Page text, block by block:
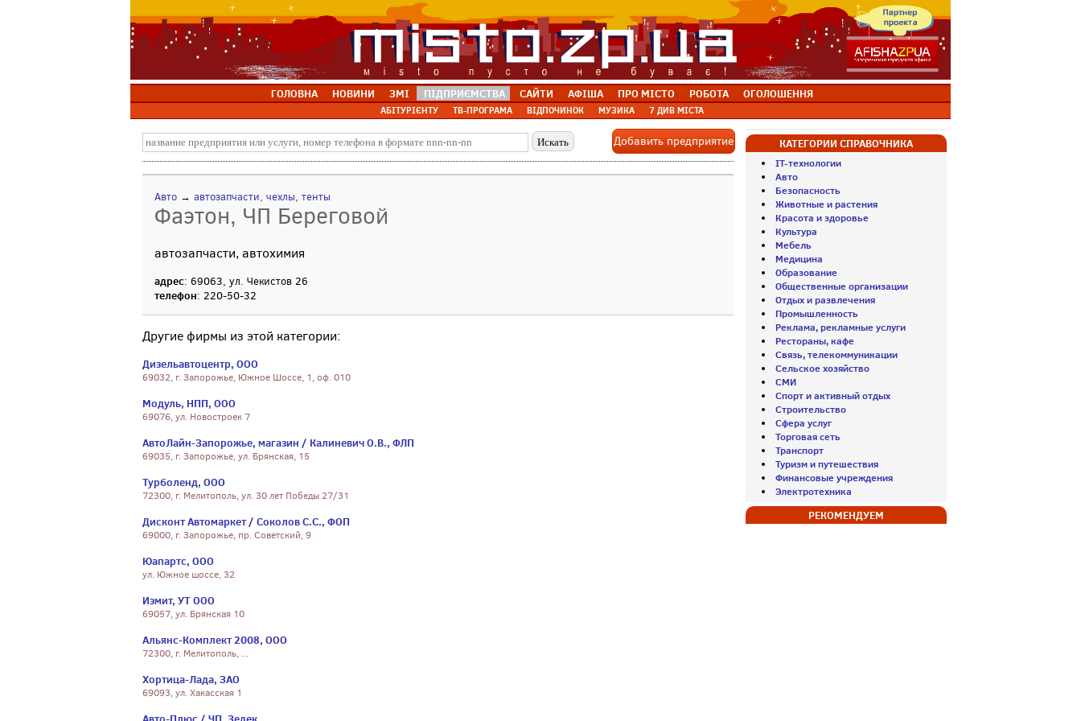
ГОЛОВНА НОВИНИ ЗМІ ПІДПРИЄМСТВА САЙТИ АФІША ПРО МІСТО РОБОТА ОГОЛОШЕННЯ
АБІТУРІЄНТУ ТВ-ПРОГРАМА ВІДПОЧИНОК МУЗИКА 7 ДИВ МІСТА
Добавить предприятие
Авто → автозапчасти, чехлы, тенты
Фаэтон, ЧП Береговой
автозапчасти, автохимия
адрес: 69063, ул. Чекистов 26
телефон: 220-50-32
Другие фирмы из этой категории:
Дизельавтоцентр, ООО
69032, г. Запорожье, Южное Шоссе, 1, оф. 010
Модуль, НПП, ООО
69076, ул. Новостроек 7
АвтоЛайн-Запорожье, магазин / Калиневич О.В., ФЛП
69035, г. Запорожье, ул. Брянская, 15
Турболенд, ООО
72300, г. Мелитополь, ул. 30 лет Победы 27/31
Дисконт Автомаркет / Соколов С.С., ФОП
69000, г. Запорожье, пр. Советский, 9
Юапартс, ООО
ул. Южное шоссе, 32
Измит, УТ ООО
69057, ул. Брянская 10
Альянс-Комплект 2008, ООО
72300, г. Мелитополь, ...
Хортица-Лада, ЗАО
69093, ул. Хакасская 1
КАТЕГОРИИ СПРАВОЧНИКА
IT-технологии
Авто
Безопасность
Животные и растения
Красота и здоровье
Культура
Мебель
Медицина
Образование
Общественные организации
Отдых и развлечения
Промышленность
Реклама, рекламные услуги
Рестораны, кафе
Связь, телекоммуникации
Сельское хозяйство
СМИ
Спорт и активный отдых
Строительство
Сфера услуг
Торговая сеть
Транспорт
Туризм и путешествия
Финансовые учреждения
Электротехника
РЕКОМЕНДУЕМ